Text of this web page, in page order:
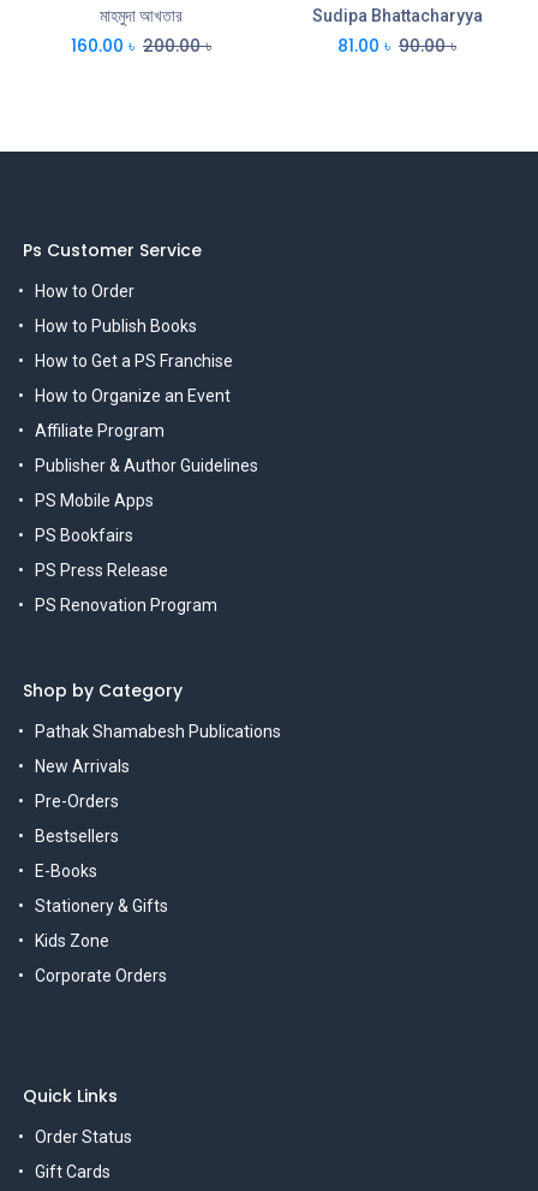
মাহমুদা আখতার
160.00 ৳ 200.00৳
Sudipa Bhattacharyya
81.00 ৳ 90.00৳
Ps Customer Service
How to Order
How to Publish Books
How to Get a PS Franchise
How to Organize an Event
Affiliate Program
Publisher & Author Guidelines
PS Mobile Apps
PS Bookfairs
PS Press Release
PS Renovation Program
Shop by Category
Pathak Shamabesh Publications
New Arrivals
Pre-Orders
Bestsellers
E-Books
Stationery & Gifts
Kids Zone
Corporate Orders
Quick Links
Order Status
Gift Cards